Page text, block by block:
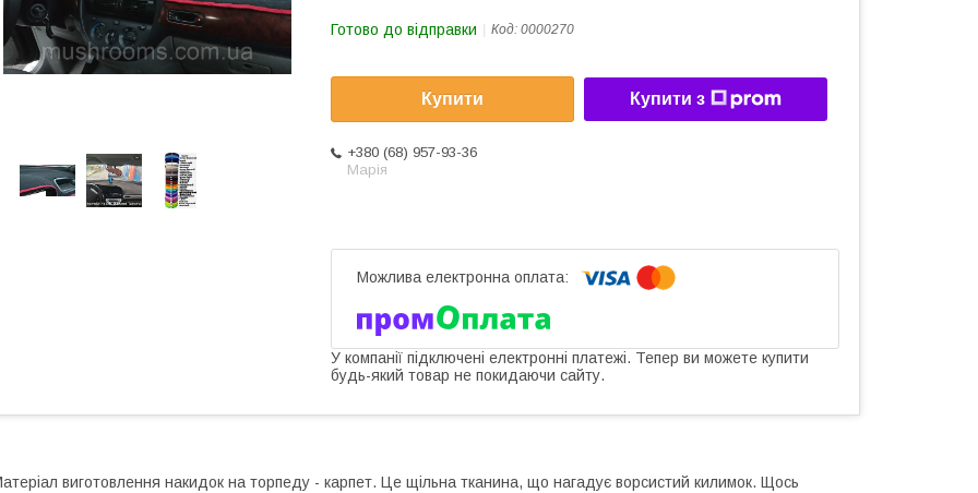
Готово до відправки Код: 0000270
Купити Купити з
+380 (68) 957-93-36
Марія
У компанії підключені електронні платежі. Тепер ви можете купити
будь-який товар не покидаючи сайту.
виготовлення накидок на торпеду - карпет. Це щільна тканина, що нагадує ворсистий килимок. Щось